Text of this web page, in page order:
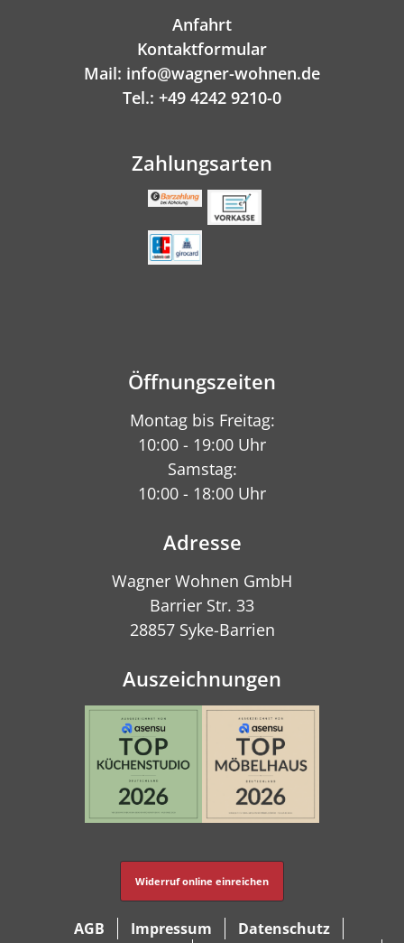
Anfahrt
Kontaktformular
Mail: info@wagner-wohnen.de
Tel.: +49 4242 9210-0
Zahlungsarten
Öffnungszeiten
Montag bis Freitag:
10:00 - 19:00 Uhr
Samstag:
10:00 - 18:00 Uhr
Adresse
Wagner Wohnen GmbH
Barrier Str. 33
28857 Syke-Barrien
Auszeichnungen
Widerruf online einreichen
AGB Impressum
Datenschutz